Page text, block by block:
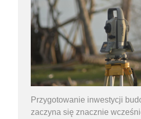
Przygotowanie inwestycji
zaczyna się znacznie